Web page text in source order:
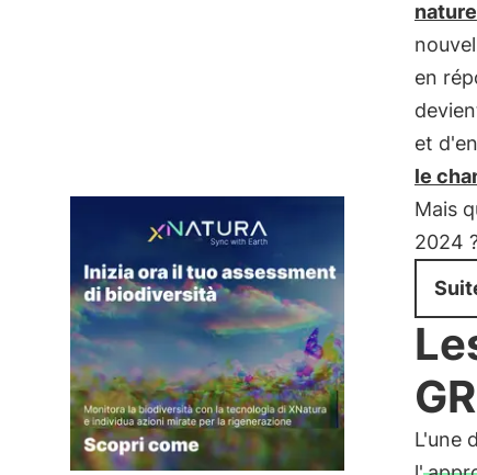
nature
en
et
le
Mais
2024
L'une